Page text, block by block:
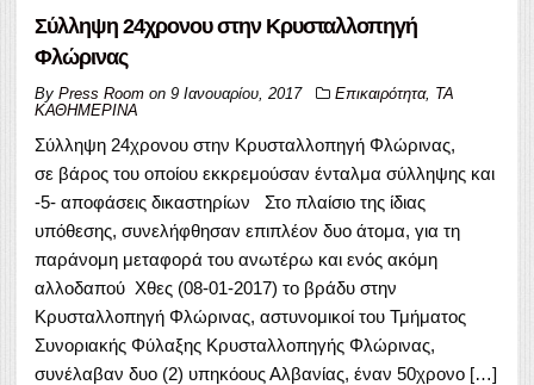
Σύλληψη 24χρονου στην Κρυσταλλοπηγή
Φλώρινας
By Press Room on 9 Ιανουαρίου, 2017 Επικαιρότητα, ΤΑ
ΚΑΘΗΜΕΡΙΝΑ
Σύλληψη 24χρονου στην Κρυσταλλοπηγή Φλώρινας,
σε βάρος του οποίου εκκρεμούσαν ένταλμα σύλληψης και
-5- αποφάσεις δικαστηρίων Στο πλαίσιο της ίδιας
υπόθεσης, συνελήφθησαν επιπλέον δυο άτομα, για τη
παράνομη μεταφορά του ανωτέρω και ενός ακόμη
αλλοδαπού Χθες (08-01-2017) το βράδυ στην
Κρυσταλλοπηγή Φλώρινας, αστυνομικοί του Τμήματος
Συνοριακής Φύλαξης Κρυσταλλοπηγής Φλώρινας,
συνέλαβαν δυο (2) υπηκόους Αλβανίας, έναν 50χρονο […]